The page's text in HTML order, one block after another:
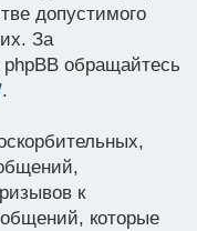
допустимого
За
обращайтесь
.
к
которые